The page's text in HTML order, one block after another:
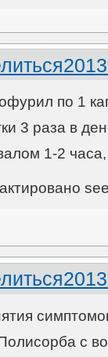
по 1
3 раза в
1-2
с